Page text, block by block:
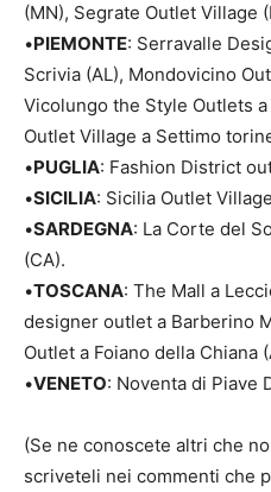
(MN), Segrate Outlet Village
•PIEMONTE: Serravalle
Scrivia (AL), Mondovicino
Vicolungo the Style Outlets
Outlet Village a Settimo
•PUGLIA: Fashion District
•SICILIA: Sicilia Outlet
•SARDEGNA: La Corte del
(CA).
•TOSCANA: The Mall a
designer outlet a Barberino
Outlet a Foiano della Chiana
•VENETO: Noventa di Piave
(Se ne conoscete altri che
scriveteli nei commenti che